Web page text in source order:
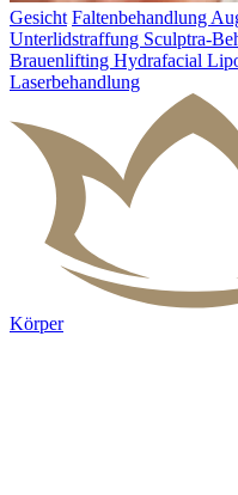
Gesicht Faltenbehandlung
Unterlidstraffung Sculptra-
Brauenlifting Hydrafacial
Laserbehandlung
Körper